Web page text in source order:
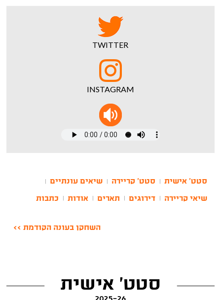
TWITTER
INSTAGRAM
סטט' אישית סטט' קריירה שיאים עונתיים
שיאי קריירה דירוגים תארים אודות כתבות
השחקן בעונה הקודמת >>
סטט' אישית